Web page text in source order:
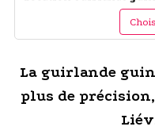
La guirlande
plus de